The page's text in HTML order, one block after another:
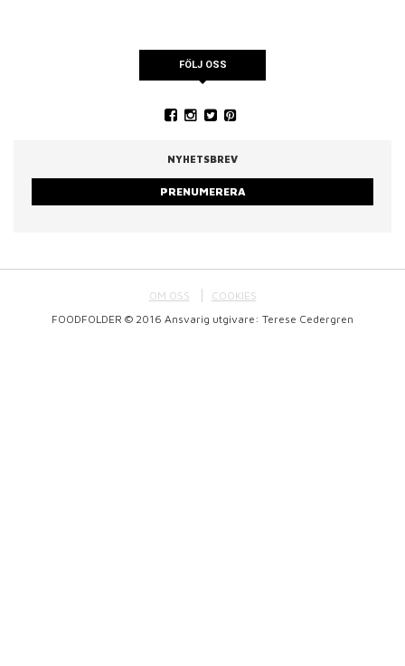
FÖLJ OSS
NYHETSBREV
PRENUMERERA
OM OSS
COOKIES
FOODFOLDER © 2016 Ansvarig utgivare: Terese Cedergren